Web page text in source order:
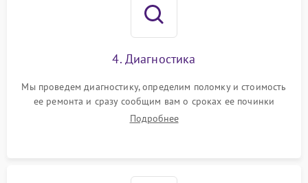
4. Диагностика
Мы проведем диагностику, определим поломку и стоимость
ее ремонта и сразу сообщим вам о сроках ее починки
Подробнее